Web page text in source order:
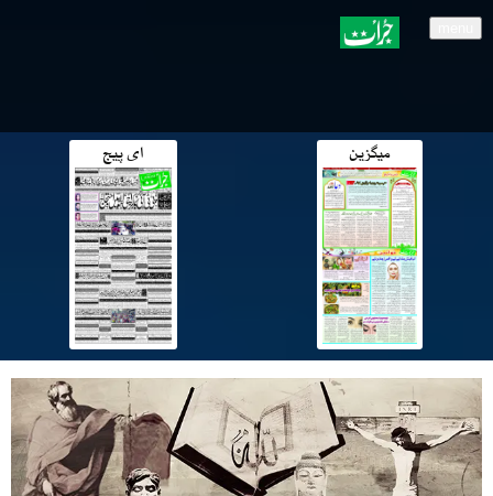
میگزین ای پیج